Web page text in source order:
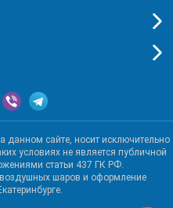
сайте, носит исключительно
условиях не является публичной
статьи 437 ГК РФ.
шаров и оформление